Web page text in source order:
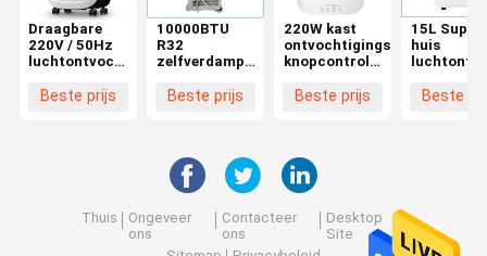
Draagbare
220V / 50Hz
luchtontvochtiger
met een
Beste prijs
10000BTU
R32
zelfverdampende
airconditioner
Beste prijs
220W kast
ontvochtigingsapparaat
knopcontrole
Dehu koeling
Beste prijs
15L Super
huis
R134a
Beste
Thuis
Ongeveer
ons
Contacteer
ons
Desktop
Site